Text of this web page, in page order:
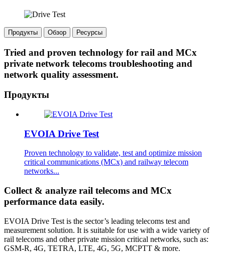
Продукты Обзор Ресурсы
Tried and proven technology for rail and MCx
private network telecoms troubleshooting and
network quality assessment.
Продукты
EVOIA Drive Test
Proven technology to validate, test and optimize mission
critical communications (MCx) and railway telecom
networks...
Collect & analyze rail telecoms and MCx
performance data easily.
EVOIA Drive Test is the sector’s leading telecoms test and
measurement solution. It is suitable for use with a wide variety of
rail telecoms and other private mission critical networks, such as:
GSM-R, 4G, TETRA, LTE, 4G, 5G, MCPTT & more.